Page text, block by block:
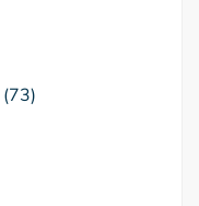
(73)